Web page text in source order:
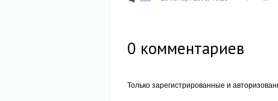
0 комментариев
Только зарегистрированные и